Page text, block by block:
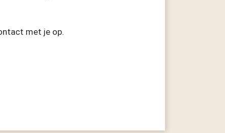
met je op.